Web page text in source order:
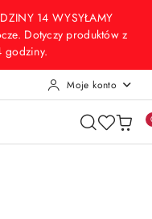
14 WYSYŁAMY
Dotyczy produktów z
godziny.
Moje konto